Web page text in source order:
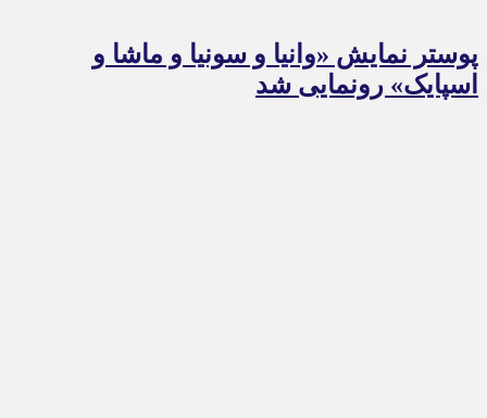
پوستر نمایش «وانیا و سونیا و ماشا و
اسپایک» رونمایی شد